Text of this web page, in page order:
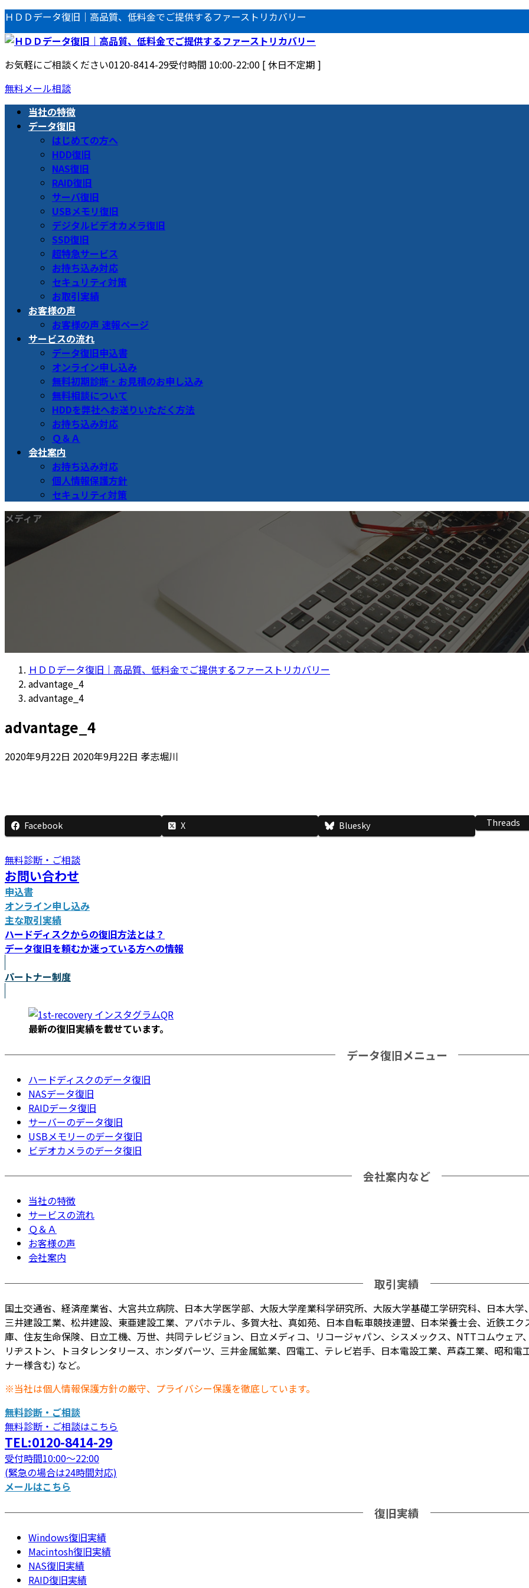
コ
ン
テ
ン
ツ
へ
ス
ナ
ビ
ゲ
ー
シ
ョ
ン
ＨＤＤデータ復旧｜高品質、低料金でご提供するファーストリカバリー
お気軽にご相談ください0120-8414-29受付時間 10:00-22:00 [ 休日不定期 ]
無料メール相談
当社の特徴
データ復旧
はじめての方へ
HDD復旧
NAS復旧
RAID復旧
サーバ復旧
USBメモリ復旧
デジタルビデオカメラ復旧
SSD復旧
超特急サービス
お持ち込み対応
セキュリティ対策
お取引実績
お客様の声
お客様の声 速報ページ
サービスの流れ
データ復旧申込書
オンライン申し込み
無料初期診断・お見積のお申し込み
無料相談について
HDDを弊社へお送りいただく方法
お持ち込み対応
Ｑ＆Ａ
会社案内
お持ち込み対応
個人情報保護方針
セキュリティ対策
メディア
ＨＤＤデータ復旧｜高品質、低料金でご提供するファーストリカバリー
advantage_4
advantage_4
advantage_4
2020年9月22日 最
日
:
2020年9月22日 孝志堀川
Facebook X Bluesky Threads
無料診断・ご相談
お問い合わせ
申込書
オンライン申し込み
主な取引実績
ハードディスクからの復旧方法とは？
データ復旧を頼むか迷っている方への情報
パートナー制度
最新の復旧実績を載せています。
データ復旧メニュー
ハードディスクのデータ復旧
NASデータ復旧
RAIDデータ復旧
サーバーのデータ復旧
USBメモリーのデータ復旧
ビデオカメラのデータ復旧
会社案内など
当社の特徴
サービスの流れ
Ｑ＆Ａ
お客様の声
会社案内
取引実績
国土交通省、経済産業省、大宮共立病院、日本大学医学部、大阪大学産業科学研究所、大阪大学基礎工学研究科、日本大
三井建設工業、松井建設、東亜建設工業、アパホテル、多賀大社、真如苑、日本自転車競技連盟、日本栄養士会、近鉄エ
庫、住友生命保険、日立工機、万世、共同テレビジョン、日立メディコ、リコージャパン、シスメックス、NTTコムウェ
リヂストン、トヨタレンタリース、ホンダパーツ、三井金属鉱業、四電工、テレビ岩手、日本電設工業、芦森工業、昭和
ナー様含む) など。
※当社は個人情報保護方針の厳守、プライバシー保護を徹底しています。
無料診断・ご相談
無料診断・ご相談はこちら
TEL:0120-8414-29
受付時間10:00～22:00
(緊急の場合は24時間対応)
メールはこちら
復旧実績
Windows復旧実績
Macintosh復旧実績
NAS復旧実績
RAID復旧実績